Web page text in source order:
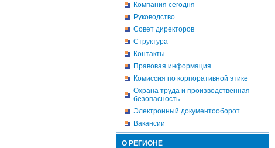
Компания сегодня
Руководство
Совет директоров
Структура
Контакты
Правовая информация
Комиссия по корпоративной этике
Охрана труда и производственная
безопасность
Электронный документооборот
Вакансии
О РЕГИОНЕ